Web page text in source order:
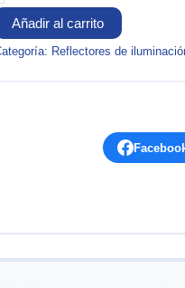
LEDVANCE
Añadir al carrito
Reflectores de